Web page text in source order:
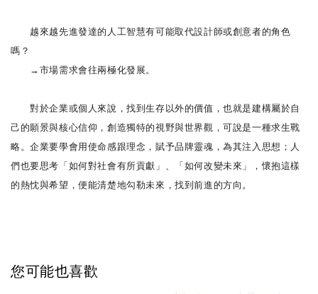
越來越先進發達的人工智慧有可能取代設計師或創意者的角色
嗎？
→市場需求會往兩極化發展。
對於企業或個人來說，找到生存以外的價值，也就是建構屬於自
己的願景與核心信仰，創造獨特的視野與世界觀，可說是一種求生戰
略。企業要學會用使命感跟理念，賦予品牌靈魂，為其注入思想；人
們也要思考「如何對社會有所貢獻」、「如何改變未來」，懷抱這樣
的熱忱與希望，便能清楚地勾勒未來，找到前進的方向。
您可能也喜歡